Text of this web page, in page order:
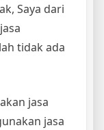
Saya dari
tidak ada
jasa
jasa